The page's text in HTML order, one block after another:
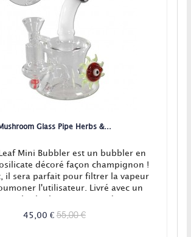
Glass Pipe Herbs &...
Leaf Mini Bubbler est un bubbler en
décoré façon champignon !
il sera parfait pour filtrer la vapeur
l'utilisateur. Livré avec un
foyer pour plantes sèches.
45,00 € 55,00 €